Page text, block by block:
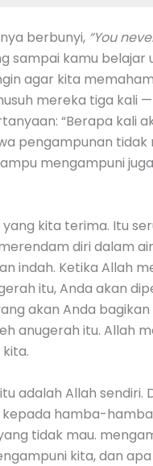
berbunyi, “You
kamu belajar
agar kita
mereka tiga kali
“Berapa kali
pengampunan
mengampuni
kita terima. Itu
diri dalam
indah. Ketika Allah
itu, Anda akan
akan Anda
anugerah itu. Allah
adalah Allah sendiri.
hamba-
tidak mau.
kita, dan